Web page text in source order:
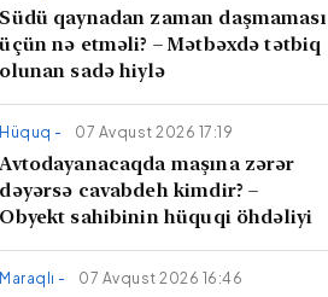
Südü qaynadan zaman daşmaması
üçün nə etməli? – Mətbəxdə tətbiq
olunan sadə hiylə
Hüquq - 07 Avqust 2026 17:19
Avtodayanacaqda maşına zərər
dəyərsə cavabdeh kimdir? –
Obyekt sahibinin hüquqi öhdəliyi
Maraqlı - 07 Avqust 2026 16:46